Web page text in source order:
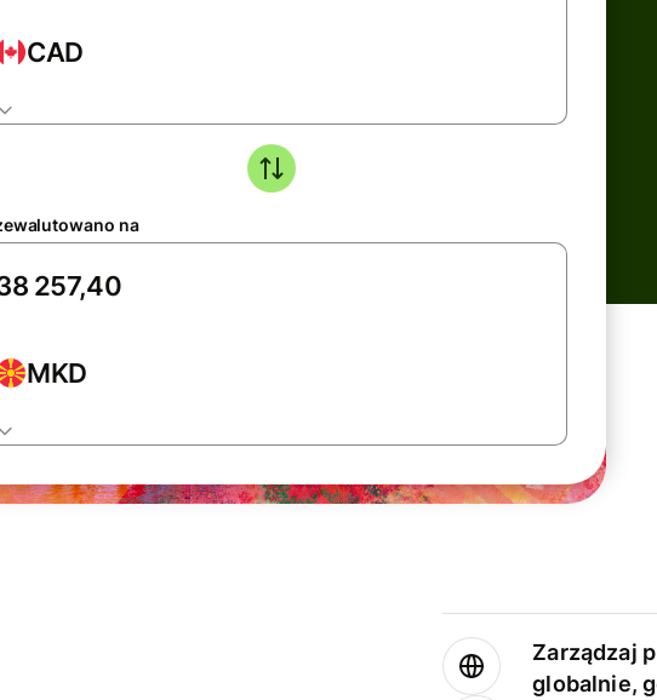
CAD
na
MKD
Zarządzaj
globalnie,